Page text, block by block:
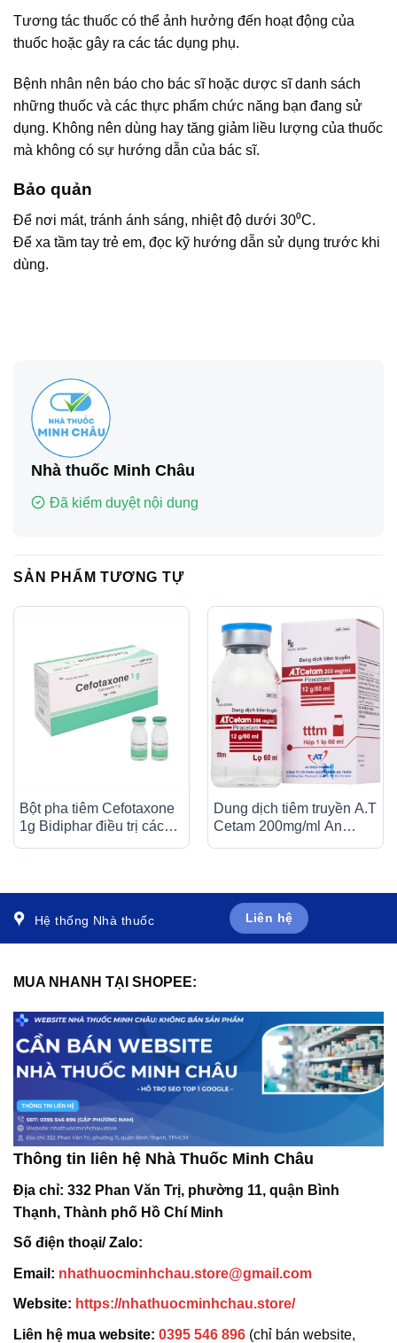
Tương tác thuốc có thể ảnh hưởng đến hoạt động của
thuốc hoặc gây ra các tác dụng phụ.
Bệnh nhân nên báo cho bác sĩ hoặc dược sĩ danh sách
những thuốc và các thực phẩm chức năng bạn đang sử
dụng. Không nên dùng hay tăng giảm liều lượng của thuốc
mà không có sự hướng dẫn của bác sĩ.
Bảo quản
Để nơi mát, tránh ánh sáng, nhiệt độ dưới 30⁰C.
Để xa tầm tay trẻ em, đọc kỹ hướng dẫn sử dụng trước khi
dùng.
Nhà thuốc Minh Châu
Đã kiểm duyệt nội dung
SẢN PHẨM TƯƠNG TỰ
Bột pha tiêm Cefotaxone
1g Bidiphar điều trị các
Dung dịch tiêm truyền A.T
Cetam 200mg/ml An
Hệ thống Nhà thuốc Liên hệ
MUA NHANH TẠI SHOPEE:
Thông tin liên hệ Nhà Thuốc Minh Châu
Địa chỉ: 332 Phan Văn Trị, phường 11, quận Bình
Thạnh, Thành phố Hồ Chí Minh
Số điện thoại/ Zalo:
Email: nhathuocminhchau.store@gmail.com
Website: https://nhathuocminhchau.store/
Liên hệ mua website: 0395 546 896 (chỉ bán website,